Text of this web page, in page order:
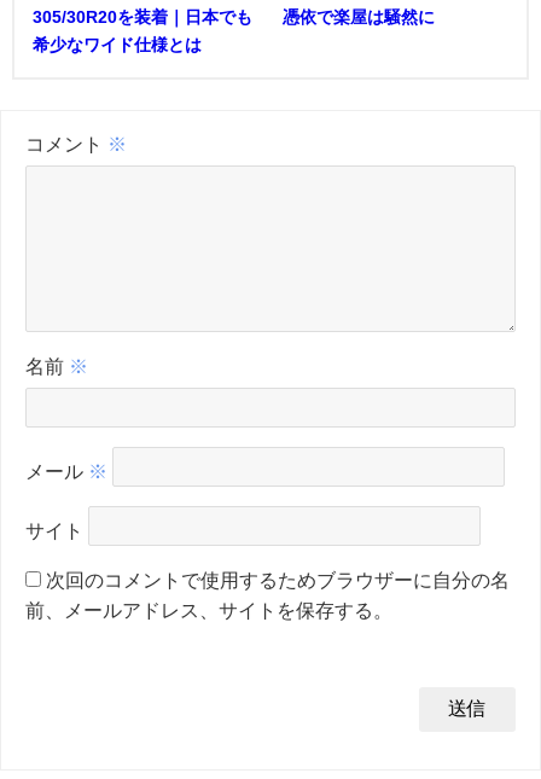
305/30R20を装着｜日本でも
希少なワイド仕様とは
憑依で楽屋は騒然に
コメント ※
名前 ※
メール ※
サイト
次回のコメントで使用するためブラウザーに自分の名
前、メールアドレス、サイトを保存する。